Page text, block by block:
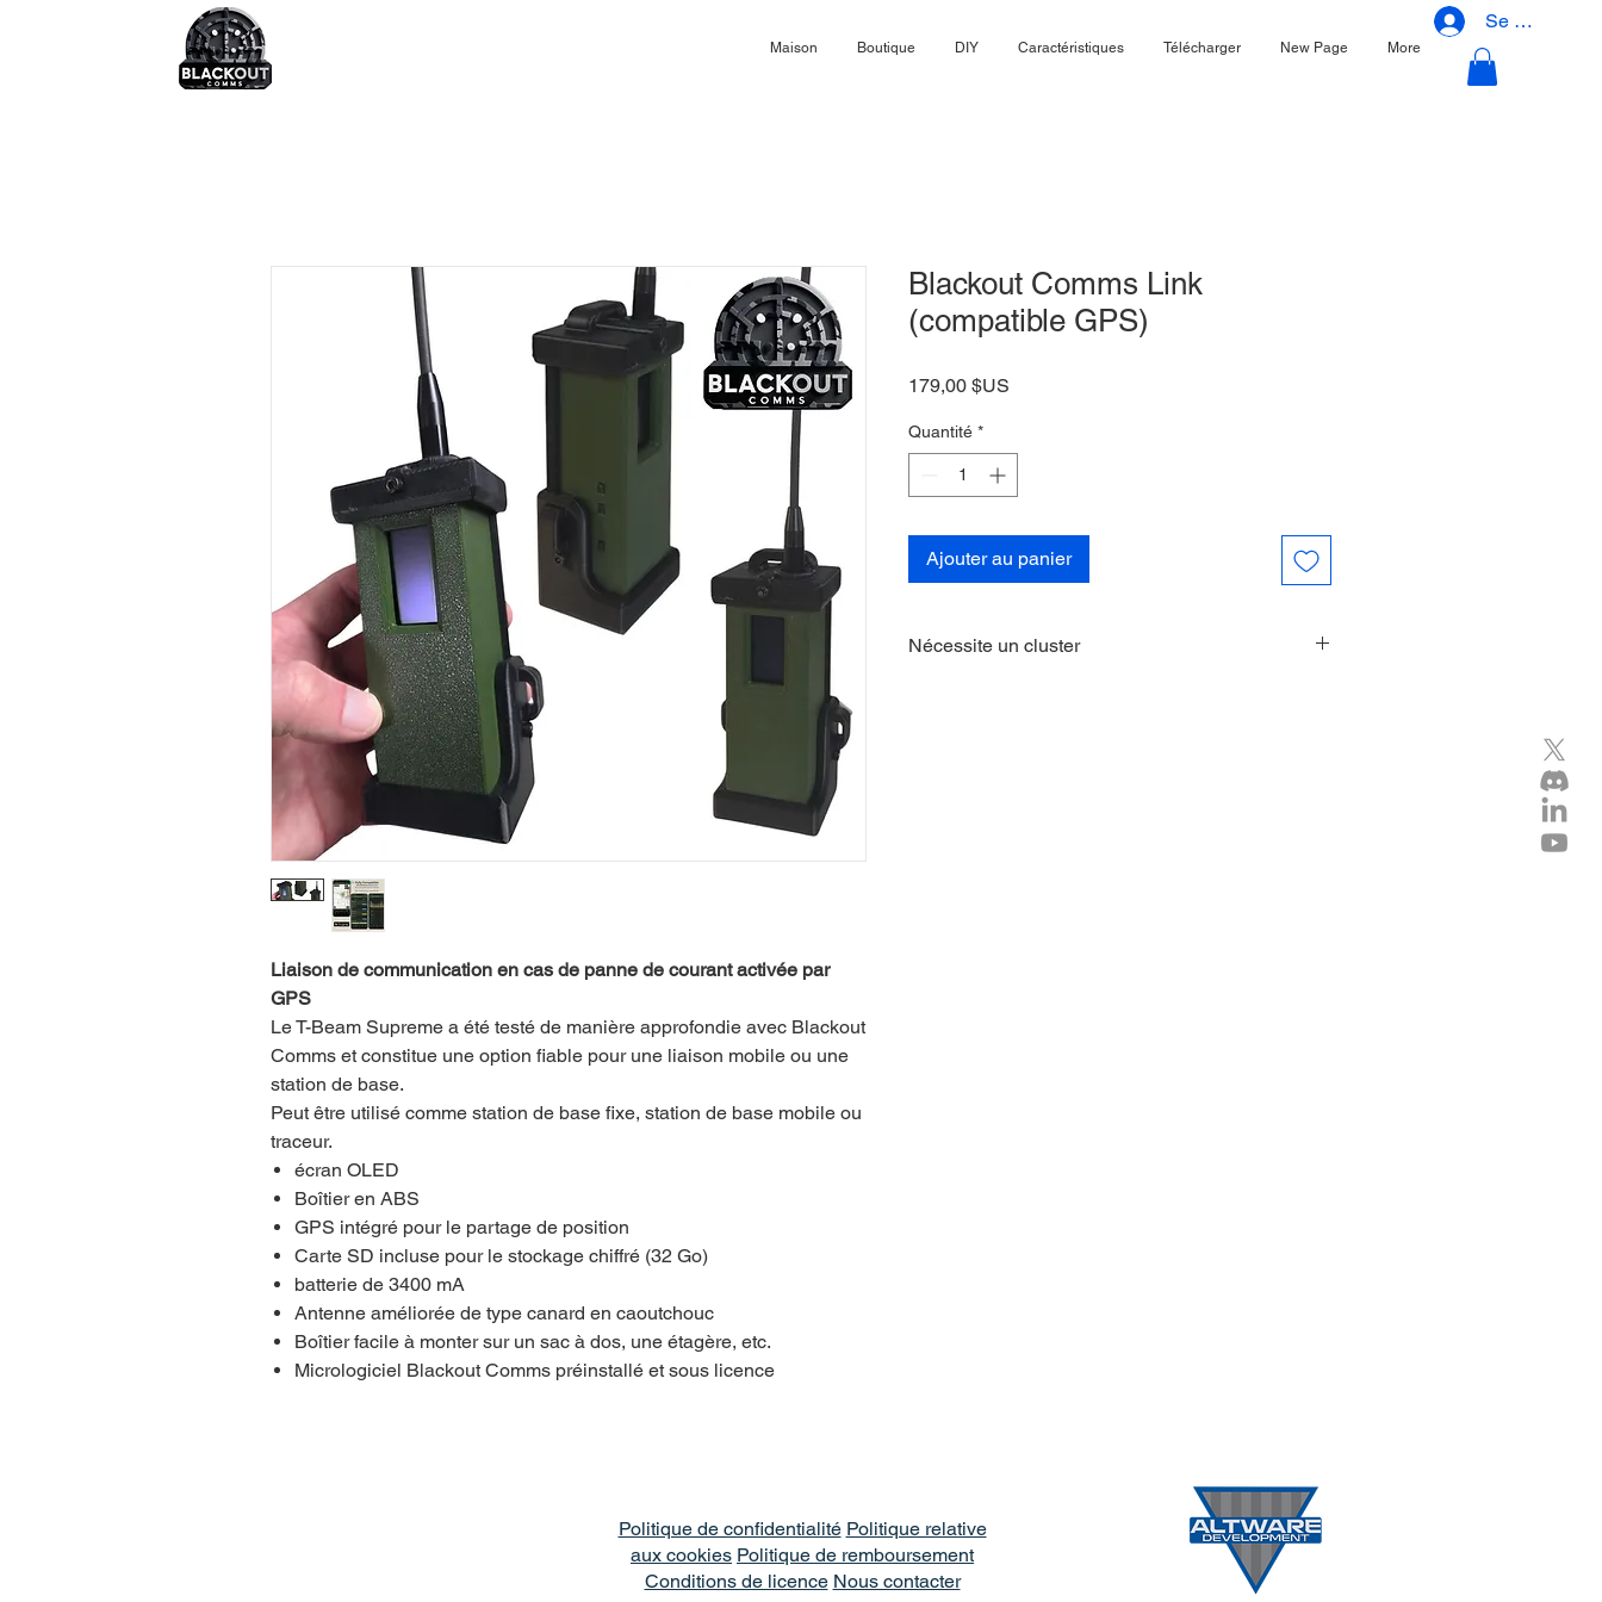
Maison Boutique DIY Caractéristiques Télécharger New Page More
Se connecter
Liaison de communication en cas de panne de courant activée par
GPS
Le T-Beam Supreme a été testé de manière approfondie avec Blackout
Comms et constitue une option fiable pour une liaison mobile ou une
station de base.
Peut être utilisé comme station de base fixe, station de base mobile ou
traceur.
écran OLED
Boîtier en ABS
GPS intégré pour le partage de position
Carte SD incluse pour le stockage chiffré (32 Go)
batterie de 3400 mA
Antenne améliorée de type canard en caoutchouc
Boîtier facile à monter sur un sac à dos, une étagère, etc.
Micrologiciel Blackout Comms préinstallé et sous licence
Blackout Comms Link
(compatible GPS)
179,00 $US
Quantité *
Ajouter au panier
Nécessite un cluster
Politique de confidentialité Politique relative
aux cookies Politique de remboursement
Conditions de licence Nous contacter